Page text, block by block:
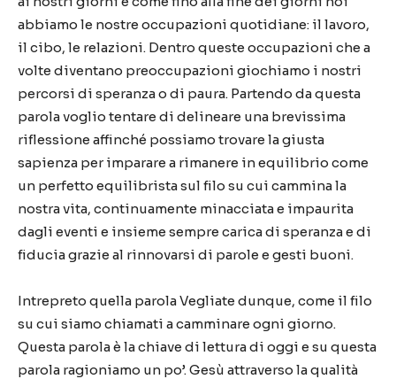
abbiamo le nostre occupazioni quotidiane: il lavoro,
il cibo, le relazioni. Dentro queste occupazioni che a
volte diventano preoccupazioni giochiamo i nostri
percorsi di speranza o di paura. Partendo da questa
parola voglio tentare di delineare una brevissima
riflessione affinché possiamo trovare la giusta
sapienza per imparare a rimanere in equilibrio come
un perfetto equilibrista sul filo su cui cammina la
nostra vita, continuamente minacciata e impaurita
dagli eventi e insieme sempre carica di speranza e di
fiducia grazie al rinnovarsi di parole e gesti buoni.
Intrepreto quella parola Vegliate dunque, come il filo
su cui siamo chiamati a camminare ogni giorno.
Questa parola è la chiave di lettura di oggi e su questa
parola ragioniamo un po’. Gesù attraverso la qualità